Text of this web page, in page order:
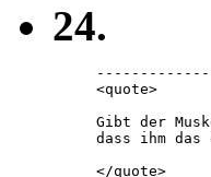
24.
<quote>
Gibt der
dass ihm
</quote>